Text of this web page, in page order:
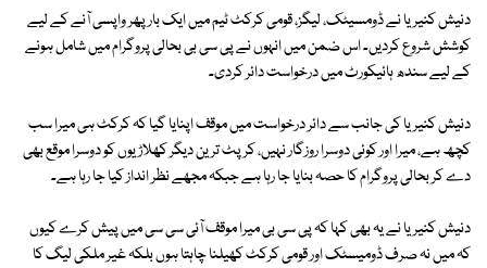
دنیش کنیریا نے ڈومسیٹک، لیگز، قومی کرکٹ ٹیم میں ایک بار پھر واپسی آنے کے لیے
کوشش شروع کردیں۔ اس ضمن میں انہوں نے پی سی بی بحالی پروگرام میں شامل ہونے
کے لیے سندھ ہائیکورٹ میں درخواست دائر کردی۔
دنیش کنیریا کی جانب سے دائر درخواست میں موقف اپنایا گیا کہ کرکٹ ہی میرا سب
کچھ ہے، میرا اور کوئی دوسرا روزگار نہیں، کرپٹ ترین دیگر کھلاڑیوں کو دوسرا موقع بھی
دے کر بحالی پروگرام کا حصہ بنایا جا رہا ہے جبکہ مجھے نظر انداز کیا جا رہا ہے۔
دنیش کنیریا نے یہ بھی کہا کہ پی سی بی میرا موقف آئی سی سی میں پیش کرے کیوں
کہ میں نہ صرف ڈومیسٹک اور قومی کرکٹ کھیلنا چاہتا ہوں بلکہ غیر ملکی لیگ کا